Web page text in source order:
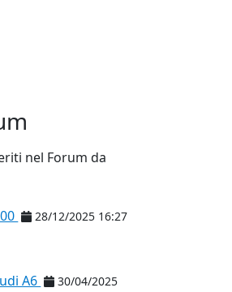
nel Forum da
28/12/2025 16:27
A6
30/04/2025